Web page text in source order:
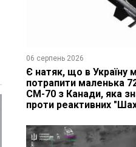
06 серпень 2026
Є натяк, що в Україну
потрапити маленька
CM-70 з Канади, яка
проти реактивних